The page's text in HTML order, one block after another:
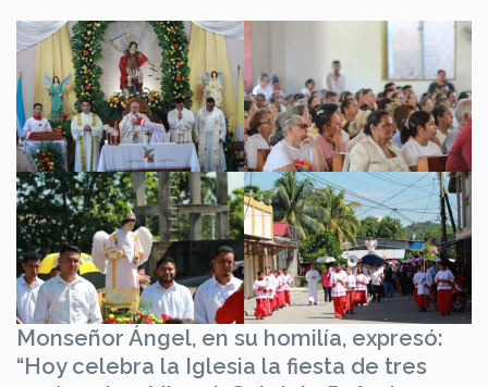
Monseñor Ángel, en su homilía, expresó:
“Hoy celebra la Iglesia la fiesta de tres